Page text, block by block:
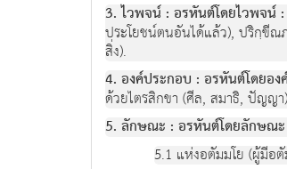
3. ไวพจน์ : อรหันต์โดยไวพจน์ :
ประโยชน์ตนอันได้แล้ว), ปริกฺขี
สิ่ง).
4. องค์ประกอบ : อรหันต์โดยอ
ด้วยไตรสิกขา (ศีล, สมาธิ, ปัญญา
5. ลักษณะ : อรหันต์โดยลักษณ
5.1 แห่งอตัมมโย (ผู้มีอ